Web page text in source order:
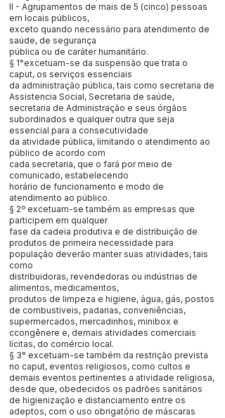
II - Agrupamentos de mais de 5 (cinco) pessoas
em locais públicos,
exceto quando necessário para atendimento de
saúde, de segurança
pública ou de caráter humanitário.
§ 1°excetuam-se da suspensão que trata o
caput, os serviços essenciais
da administração pública, tais como secretaria de
Assistencia Social, Secretaria de saúde,
secretaria de Administração e seus órgãos
subordinados e qualquer outra que seja
essencial para a consecutividade
da atividade pública, limitando o atendimento ao
público de acordo com
cada secretaria, que o fará por meio de
comunicado, estabelecendo
horário de funcionamento e modo de
atendimento ao público.
§ 2º excetuam-se também as empresas que
participem em qualquer
fase da cadeia produtiva e de distribuição de
produtos de primeira necessidade para
população deverão manter suas atividades, tais
como
distribuidoras, revendedoras ou indústrias de
alimentos, medicamentos,
produtos de limpeza e higiene, água, gás, postos
de combustíveis, padarias, conveniências,
supermercados, mercadinhos, minibox e
ccongênere e, demais atividades comerciais
lícitas, do comércio local.
§ 3° excetuam-se também da restrição prevista
no caput, eventos religiosos, como cultos e
demais eventos pertinentes a atividade religiosa,
desde que, obedecidos os padrões sanitários
de higienização e distanciamento entre os
adeptos, com o uso obrigatório de máscaras